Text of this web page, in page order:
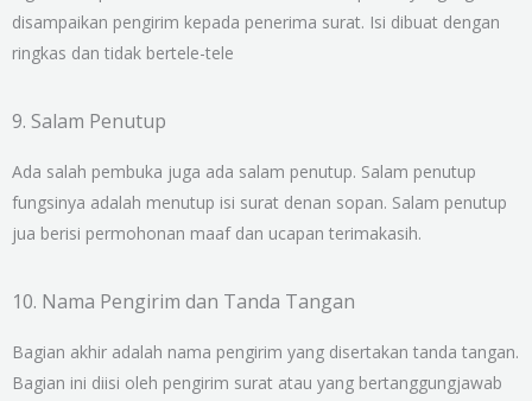
disampaikan pengirim kepada penerima surat. Isi dibuat dengan
ringkas dan tidak bertele-tele
9. Salam Penutup
Ada salah pembuka juga ada salam penutup. Salam penutup
fungsinya adalah menutup isi surat denan sopan. Salam penutup
jua berisi permohonan maaf dan ucapan terimakasih.
10. Nama Pengirim dan Tanda Tangan
Bagian akhir adalah nama pengirim yang disertakan tanda tangan.
Bagian ini diisi oleh pengirim surat atau yang bertanggungjawab